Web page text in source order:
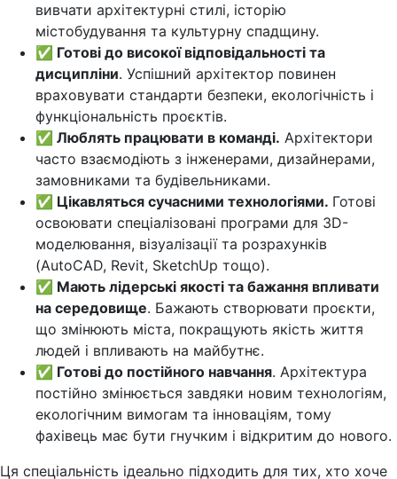
вивчати архітектурні стилі, історію
містобудування та культурну спадщину.
✅ Готові до високої відповідальності та
дисципліни. Успішний архітектор повинен
враховувати стандарти безпеки, екологічність і
функціональність проєктів.
✅ Люблять працювати в команді. Архітектори
часто взаємодіють з інженерами, дизайнерами,
замовниками та будівельниками.
✅ Цікавляться сучасними технологіями. Готові
освоювати спеціалізовані програми для 3D-
моделювання, візуалізації та розрахунків
(AutoCAD, Revit, SketchUp тощо).
✅ Мають лідерські якості та бажання впливати
на середовище. Бажають створювати проєкти,
що змінюють міста, покращують якість життя
людей і впливають на майбутнє.
✅ Готові до постійного навчання. Архітектура
постійно змінюється завдяки новим технологіям,
екологічним вимогам та інноваціям, тому
фахівець має бути гнучким і відкритим до нового.
Ця спеціальність ідеально підходить для тих, хто хоче